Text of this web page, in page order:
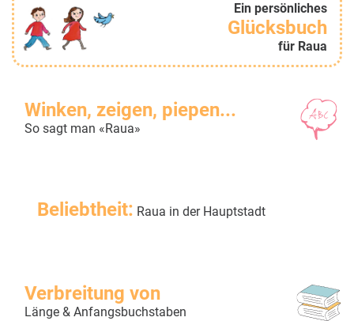
Ein persönliches
Glücksbuch
für Raua
Winken, zeigen, piepen...
So sagt man «Raua»
Beliebtheit: Raua in der Hauptstadt
Verbreitung von
Länge & Anfangsbuchstaben